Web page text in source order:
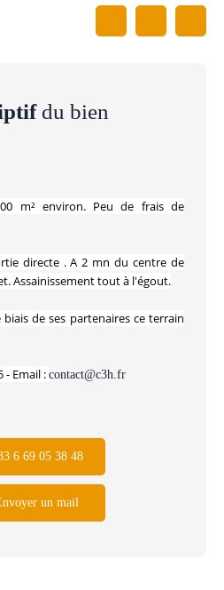
du bien
m² environ. Peu de frais de
directe . A 2 mn du centre de
Assainissement tout à l'égout.
de ses partenaires ce terrain
- Email :contact@c3h.fr
6 69 05 38 48
un mail